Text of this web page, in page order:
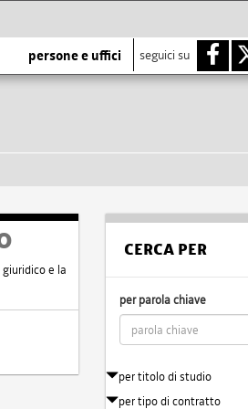
persone e uffici seguici su
e la
CERCA PER
per parola chiave
per titolo di studio
per tipo di contratto